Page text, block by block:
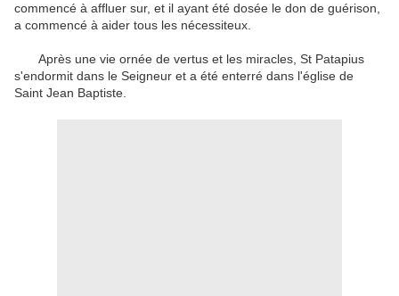
commencé à affluer sur, et il ayant été dosée le don de guérison
a commencé à aider tous les nécessiteux
Après une vie ornée de vertus et les miracles St Patapius
s'endormit dans le Seigneur et a été enterré dans l'église de
Saint Jean Baptiste